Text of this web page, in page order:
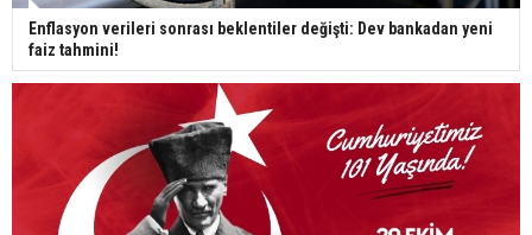
Enflasyon verileri sonrası beklentiler değişti: Dev bankadan yeni
faiz tahmini!